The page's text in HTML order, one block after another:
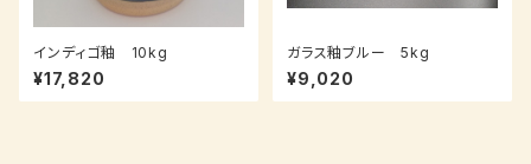
インディゴ釉 10kg
¥17,820
ガラス釉ブルー 5kg
¥9,020